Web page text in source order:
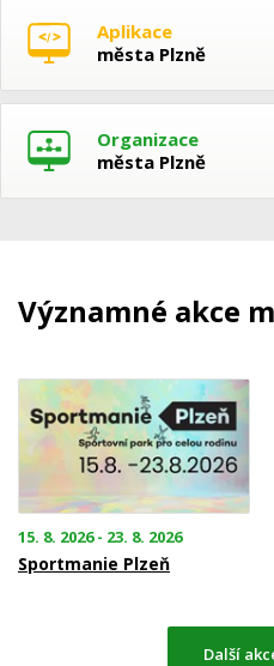
Aplikace
města Plzně
Organizace
města Plzně
Významné akce
15. 8. 2026 - 23. 8. 2026
Sportmanie Plzeň
Další